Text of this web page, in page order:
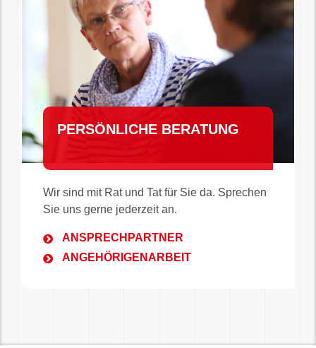
PERSÖNLICHE BERATUNG
Wir sind mit Rat und Tat für Sie da. Sprechen
Sie uns gerne jederzeit an.
ANSPRECHPARTNER
ANGEHÖRIGENARBEIT